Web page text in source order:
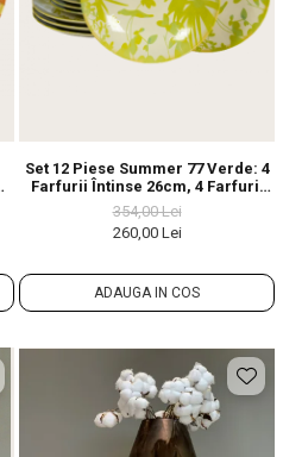
Set 12 Piese Summer 77 Verde: 4
Farfurii Întinse 26cm, 4 Farfurii
Desert 20cm & 4 Boluri
21cm/500ml
354,00 Lei
260,00 Lei
ADAUGA IN COS